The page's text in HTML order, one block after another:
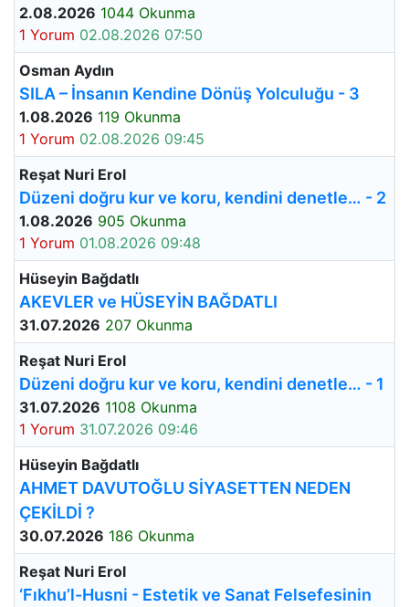
2.08.2026 1044 Okunma
1 Yorum 02.08.2026 07:50
Osman Aydın
SILA – İnsanın Kendine Dönüş Yolculuğu - 3
1.08.2026 119 Okunma
1 Yorum 02.08.2026 09:45
Reşat Nuri Erol
Düzeni doğru kur ve koru, kendini denetle… - 2
1.08.2026 905 Okunma
1 Yorum 01.08.2026 09:48
Hüseyin Bağdatlı
AKEVLER ve HÜSEYİN BAĞDATLI
31.07.2026 207 Okunma
Reşat Nuri Erol
Düzeni doğru kur ve koru, kendini denetle… - 1
31.07.2026 1108 Okunma
1 Yorum 31.07.2026 09:46
Hüseyin Bağdatlı
AHMET DAVUTOĞLU SİYASETTEN NEDEN
ÇEKİLDİ ?
30.07.2026 186 Okunma
Reşat Nuri Erol
‘Fıkhu’l-Husni - Estetik ve Sanat Felsefesinin